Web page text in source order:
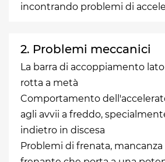
incontrando problemi di
2. Problemi meccanici
La barra di accoppiamento
rotta a metà
Comportamento
agli avvii a freddo,
indietro in discesa
Problemi di frenata, mancanza